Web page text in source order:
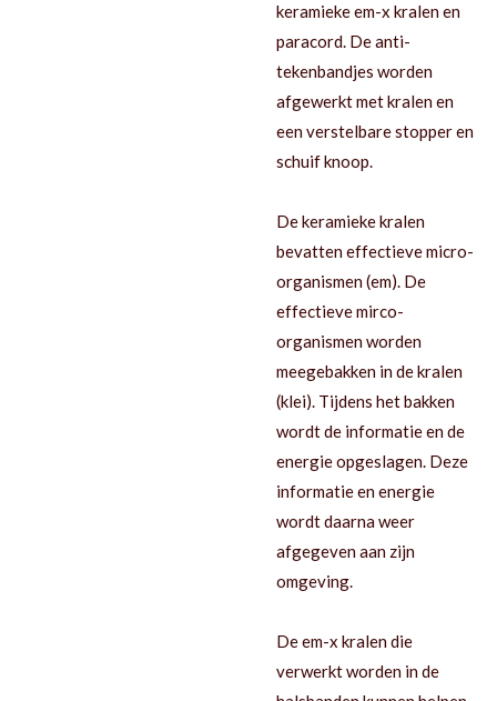
keramieke em-x kralen en
paracord. De anti-
tekenbandjes worden
afgewerkt met kralen en
een verstelbare stopper en
schuif knoop.
De keramieke kralen
bevatten effectieve micro-
organismen (em). De
effectieve mirco-
organismen worden
meegebakken in de kralen
(klei). Tijdens het bakken
wordt de informatie en de
energie opgeslagen. Deze
informatie en energie
wordt daarna weer
afgegeven aan zijn
omgeving.
De em-x kralen die
verwerkt worden in de